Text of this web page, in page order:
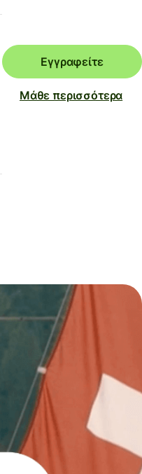
Εγγραφείτε
Μάθε περισσότερα